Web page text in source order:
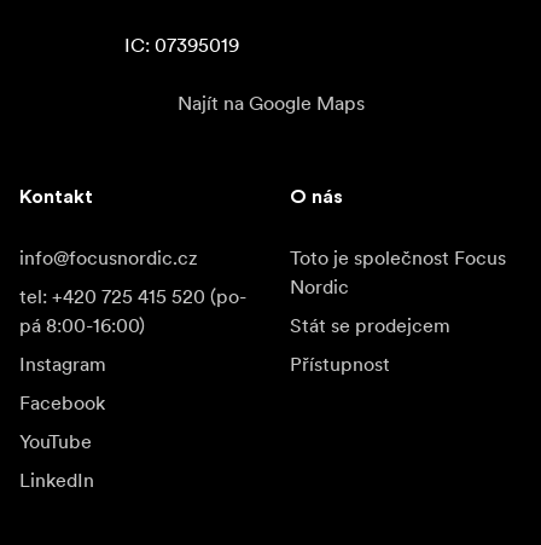
IC: 07395019
Najít na Google Maps
Kontakt
info@focusnordic.cz
tel: +420 725 415 520 (po-
pá 8:00-16:00)
Instagram
Facebook
YouTube
LinkedIn
O nás
Toto je společnost Focus
Nordic
Stát se prodejcem
Přístupnost